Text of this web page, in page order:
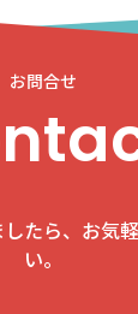
お問合せ
たら、お気
い。